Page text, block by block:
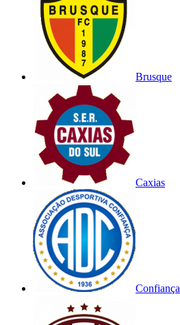
Brusque
Caxias
Confiança